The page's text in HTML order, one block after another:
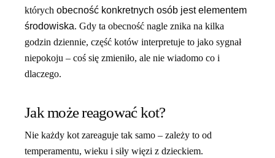
którychobecność konkretnych osób jest elementem
środowiska. Gdy ta obecność nagle znika na kilka
godzin dziennie, część kotów interpretuje to jako sygnał
niepokoju – coś się zmieniło, ale nie wiadomo co i
dlaczego.
Jak może reagować kot?
Nie każdy kot zareaguje tak samo – zależy to od
temperamentu, wieku i siły więzi z dzieckiem.